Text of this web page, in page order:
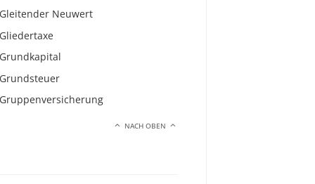
Gleitender Neuwert
Gliedertaxe
Grundkapital
Grundsteuer
Gruppenversicherung
NACH OBEN